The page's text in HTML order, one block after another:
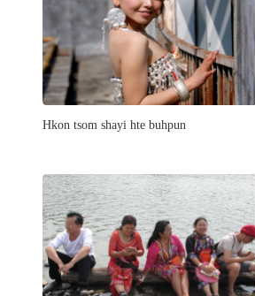
Hkon tsom shayi hte buhpun